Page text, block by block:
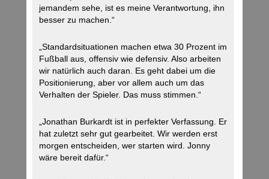
jemandem sehe, ist es meine Verantwortung, ihn
besser zu machen.“
„Standardsituationen machen etwa 30 Prozent im
Fußball aus, offensiv wie defensiv. Also arbeiten
wir natürlich auch daran. Es geht dabei um die
Positionierung, aber vor allem auch um das
Verhalten der Spieler. Das muss stimmen.“
„Jonathan Burkardt ist in perfekter Verfassung. Er
hat zuletzt sehr gut gearbeitet. Wir werden erst
morgen entscheiden, wer starten wird. Jonny
wäre bereit dafür.“